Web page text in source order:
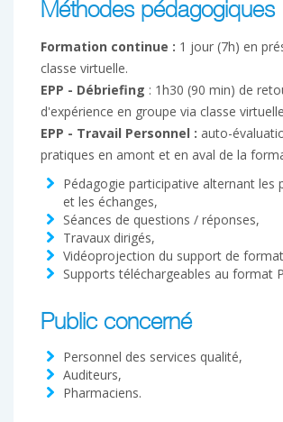
Méthodes pédagogiques
Formation continue : 1 jour (7h) en
classe virtuelle.
EPP - Débriefing : 1h30 (90 min) de
d'expérience en groupe via classe
EPP - Travail Personnel : auto-
pratiques en amont et en aval de la
Pédagogie participative alternant les
et les échanges,
Séances de questions / réponses,
Travaux dirigés,
Vidéoprojection du support de
Supports téléchargeables au format
Public concerné
Personnel des services qualité,
Auditeurs,
Pharmaciens.